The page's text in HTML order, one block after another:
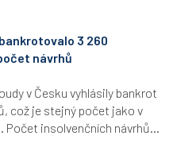
3 260
návrhů
v Česku vyhlásily bankrot
což je stejný počet jako v
Počet insolvenčních návrhů...